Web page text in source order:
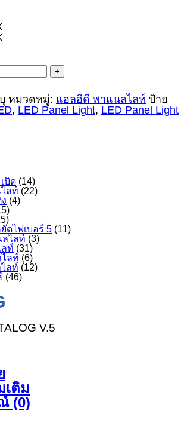
หมวดหมู่: แอลอีดี พาแนลไลท์ ป้าย
, LED Panel Light, LED Panel Light
บิด (14)
ลท์ (22)
(4)
ดไฟเบอร์ 5 (11)
ไลท์ (3)
ท์ (31)
ลท์ (6)
ลท์ (12)
(46)
V.5
เติม
(0)